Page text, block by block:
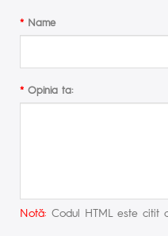
Name
Opinia ta:
Notă: Codul HTML este citit